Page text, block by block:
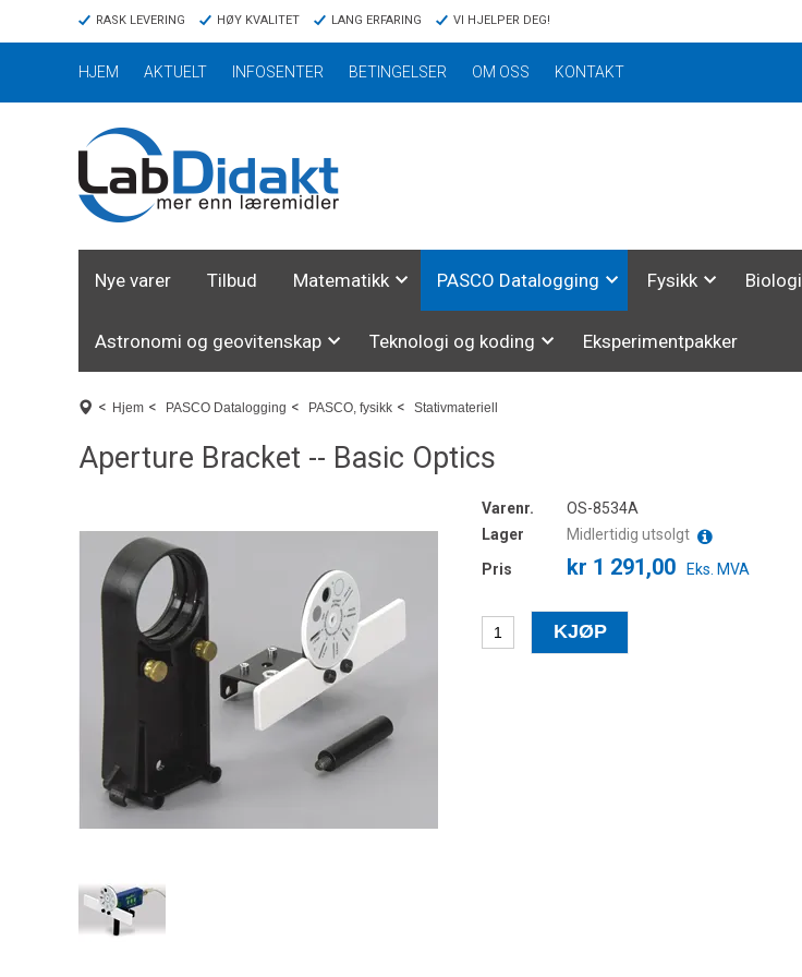
RASK LEVERING HØY KVALITET LANG ERFARING VI HJELPER DEG!
HJEM AKTUELT INFOSENTER BETINGELSER OM OSS KONTAKT
Nye varer Tilbud Matematikk PASCO Datalogging Fysikk Biologi
Astronomi og geovitenskap Teknologi og koding Eksperimentpakker
< Hjem < PASCO Datalogging < PASCO, fysikk < Stativmateriell
Aperture Bracket -- Basic Optics
Varenr.
OS-8534A
Lager
Midlertidig utsolgt
Pris
kr 1 291,00 Eks. MVA